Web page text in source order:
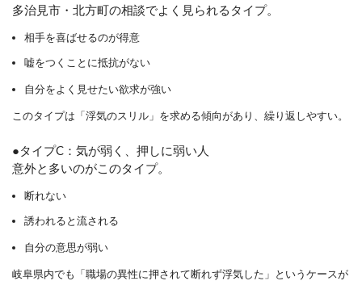
多治見市・北方町の相談でよく見られるタイプ。
相手を喜ばせるのが得意
嘘をつくことに抵抗がない
自分をよく見せたい欲求が強い
このタイプは「浮気のスリル」を求める傾向があり、繰り返しやすい。
●タイプC：気が弱く、押しに弱い人
意外と多いのがこのタイプ。
断れない
誘われると流される
自分の意思が弱い
岐阜県内でも「職場の異性に押されて断れず浮気した」というケースが